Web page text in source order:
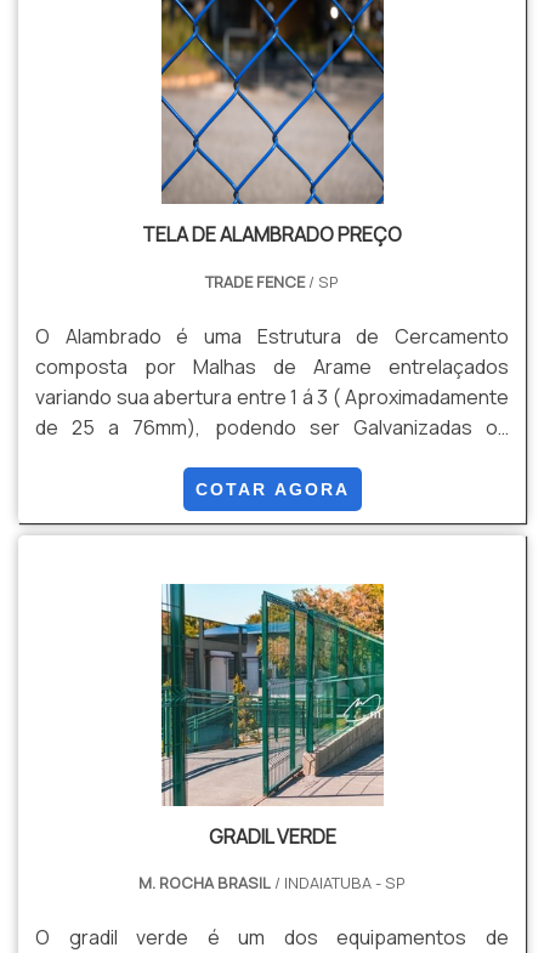
TELA DE ALAMBRADO PREÇO
TRADE FENCE/ SP
O Alambrado é uma Estrutura de Cercamento
composta por Malhas de Arame entrelaçados
variando sua abertura entre 1 á 3 ( Aproximadamente
de 25 a 76mm), podendo ser Galvanizadas ou
de suas Vantagens são: Durabilidade , Versatilidade,
Custo Beneficio, Facilidade de Instalação, entre
COTAR AGORA
GRADIL VERDE
M. ROCHA BRASIL / INDAIATUBA - SP
O gradil verde é um dos equipamentos de